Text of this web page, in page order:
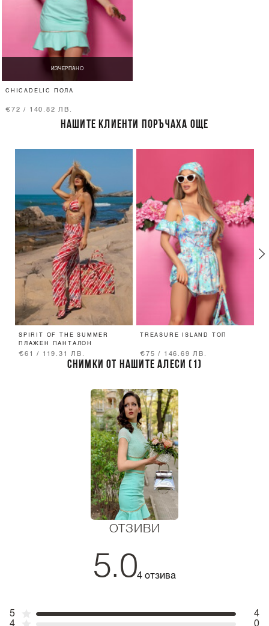
ИЗЧЕРПАНО
CHICADELIC ПОЛА
€72 / 140.82 ЛВ.
НАШИТЕ КЛИЕНТИ ПОРЪЧАХА ОЩЕ
SPIRIT OF THE SUMMER
ПЛАЖЕН ПАНТАЛОН
€61 / 119.31 ЛВ.
TREASURE ISLAND ТОП
€75 / 146.69 ЛВ.
СНИМКИ ОТ НАШИТЕ АЛЕСИ (1)
ОТЗИВИ
5.04 отзива
5
4